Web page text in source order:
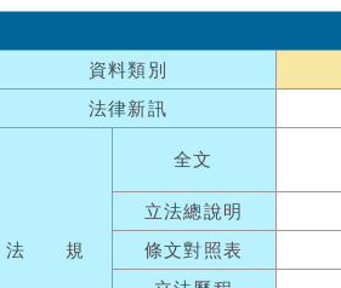
資料類別
法律新訊
法 規
全文
立法總說明
條文對照表